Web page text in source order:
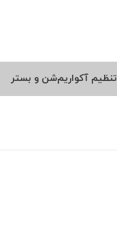
تنظیم آکواریمشن و بستر